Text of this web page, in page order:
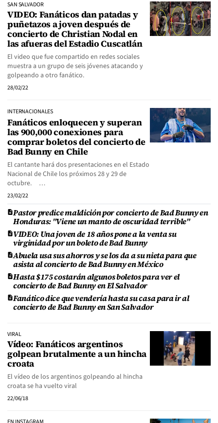
SAN SALVADOR
VIDEO: Fanáticos dan patadas y
puñetazos a joven después de
concierto de Christian Nodal en
las afueras del Estadio Cuscatlán
El video que fue compartido en redes sociales
muestra a un grupo de seis jóvenes atacando y
golpeando a otro fanático.
28/02/22
INTERNACIONALES
Fanáticos enloquecen y superan
las 900,000 conexiones para
comprar boletos del concierto de
Bad Bunny en Chile
El cantante hará dos presentaciones en el Estado
Nacional de Chile los próximos 28 y 29 de
octubre. ​ ​ ​ …
23/02/22
Pastor predice maldición por concierto de Bad Bunny en
Honduras: "Viene un manto de oscuridad terrible"
VIDEO: Una joven de 18 años pone a la venta su
virginidad por un boleto de Bad Bunny
Abuela usa sus ahorros y se los da a su nieta para que
asista al concierto de Bad Bunny en México
Hasta $175 costarán algunos boletos para ver el
concierto de Bad Bunny en El Salvador
Fanático dice que vendería hasta su casa para ir al
concierto de Bad Bunny en San Salvador
VIRAL
Vídeo: Fanáticos argentinos
golpean brutalmente a un hincha
croata
El vídeo de los argentinos golpeando al hincha
croata se ha vuelto viral
22/06/18